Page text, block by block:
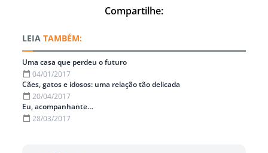
Compartilhe:
TAMBÉM:
Uma casa que perdeu o futuro
04/01/2017
Cães, gatos e idosos: uma relação tão delicada
20/04/2017
Eu, acompanhante…
28/03/2017